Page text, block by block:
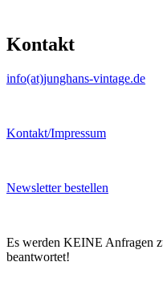
Kontakt
info(at)junghans-vintage.de
Kontakt/Impressum
Newsletter bestellen
Es werden KEINE Anfragen
beantwortet!